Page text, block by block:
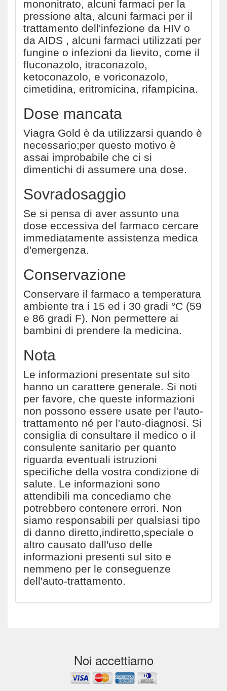
mononitrato, alcuni farmaci per la
pressione alta, alcuni farmaci per il
trattamento dell'infezione da HIV o
da AIDS , alcuni farmaci utilizzati per
fungine o infezioni da lievito, come il
fluconazolo, itraconazolo,
ketoconazolo, e voriconazolo,
cimetidina, eritromicina, rifampicina.
Dose mancata
Viagra Gold è da utilizzarsi quando è
necessario;per questo motivo è
assai improbabile che ci si
dimentichi di assumere una dose.
Sovradosaggio
Se si pensa di aver assunto una
dose eccessiva del farmaco cercare
immediatamente assistenza medica
d'emergenza.
Conservazione
Conservare il farmaco a temperatura
ambiente tra i 15 ed i 30 gradi °C (59
e 86 gradi F). Non permettere ai
bambini di prendere la medicina.
Nota
Le informazioni presentate sul sito
hanno un carattere generale. Si noti
per favore, che queste informazioni
non possono essere usate per l'auto-
trattamento né per l'auto-diagnosi. Si
consiglia di consultare il medico o il
consulente sanitario per quanto
riguarda eventuali istruzioni
specifiche della vostra condizione di
salute. Le informazioni sono
attendibili ma concediamo che
potrebbero contenere errori. Non
siamo responsabili per qualsiasi tipo
di danno diretto,indiretto,speciale o
altro causato dall'uso delle
informazioni presenti sul sito e
nemmeno per le conseguenze
dell'auto-trattamento.
Noi accettiamo